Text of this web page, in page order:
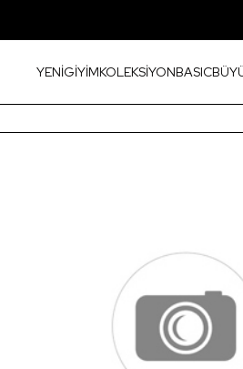
YENİGİYİMKOLEKSİYONBASIC